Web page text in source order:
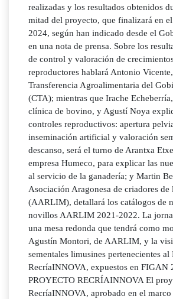
realizadas y los resultados obtenidos
mitad del proyecto, que finalizará en
2024, según han indicado desde el
en una nota de prensa. Sobre los
de control y valoración de
reproductores hablará Antonio
Transferencia Agroalimentaria del
(CTA); mientras que Irache
clínica de bovino, y Agustí Noya
controles reproductivos: apertura
inseminación artificial y valoración
descanso, será el turno de Arantxa
empresa Humeco, para explicar las
al servicio de la ganadería; y Martin
Asociación Aragonesa de criadores de
(AARLIM), detallará los catálogos de
novillos AARLIM 2021-2022. La
una mesa redonda que tendrá como
Agustín Montori, de AARLIM, y la
sementales limusines pertenecientes al
RecríaINNOVA, expuestos en FIGAN
PROYECTO RECRÍAINNOVA El
RecríaINNOVA, aprobado en el marco